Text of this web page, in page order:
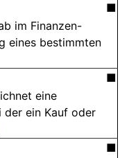
■
im Finanzen-
eines bestimmten
■
eine
der ein Kauf oder
■